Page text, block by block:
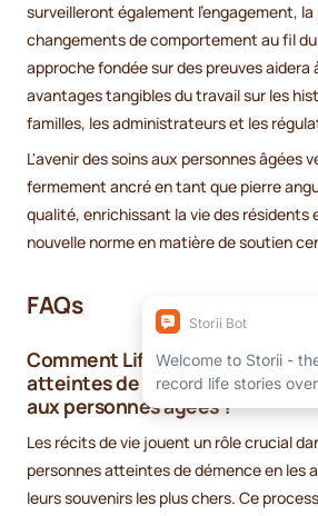
surveilleront également l'engagement,
changements de comportement au fil
approche fondée sur des preuves aidera
avantages tangibles du travail sur les
familles, les administrateurs et les
L'avenir des soins aux personnes âgées
fermement ancré en tant que pierre
qualité, enrichissant la vie des résidents
nouvelle norme en matière de soutien
FAQs
Comment Life Story Work aide-
atteintes de démence dans le
aux personnes âgées ?
Les récits de vie jouent un rôle crucial
personnes atteintes de démence en les
leurs souvenirs les plus chers. Ce